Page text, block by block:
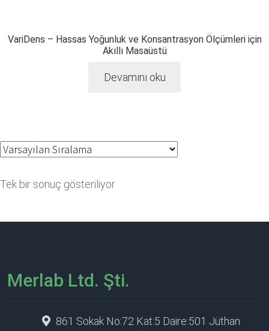
VariDens – Hassas Yoğunluk ve Konsantrasyon Ölçümleri için
Akıllı Masaüstü
Devamını oku
Tek bir sonuç gösteriliyor
Merlab Ltd. Şti.
861 Sokak No:72 Kat:5 Daire:501 Jüthan